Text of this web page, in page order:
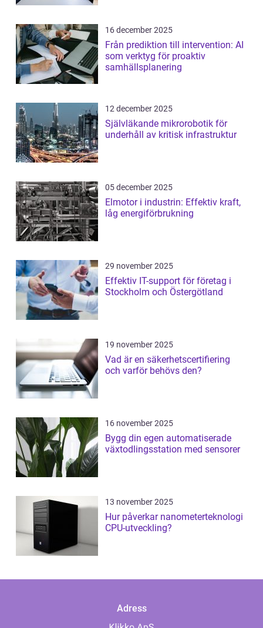
16 december 2025
Från prediktion till intervention: AI
som verktyg för proaktiv
samhällsplanering
12 december 2025
Självläkande mikrorobotik för
underhåll av kritisk infrastruktur
05 december 2025
Elmotor i industrin: Effektiv kraft,
låg energiförbrukning
29 november 2025
Effektiv IT-support för företag i
Stockholm och Östergötland
19 november 2025
Vad är en säkerhetscertifiering
och varför behövs den?
16 november 2025
Bygg din egen automatiserade
växtodlingsstation med sensorer
13 november 2025
Hur påverkar nanometerteknologi
CPU-utveckling?
Adress